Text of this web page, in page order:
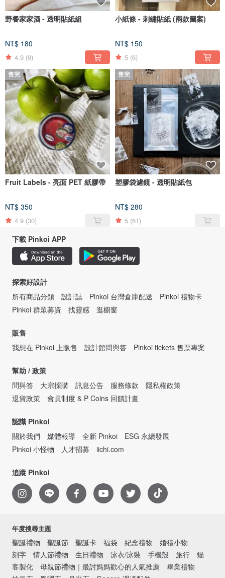
野餐家家酒 - 透明貼紙組
NT$ 180
4.9 (9)
小紙條 - 刺繡貼紙 (兩款圖案)
NT$ 150
5 (6)
售完
Fruit Labels - 亮面 PET 紙膠帶
NT$ 350
4.9 (30)
售完
塑膠袋濾鏡 - 透明貼紙包
NT$ 280
5 (61)
下載 Pinkoi APP
探索好設計
所有商品分類
設計誌 Pinkoi 台灣倉庫配送
Pinkoi 禮物卡
Pinkoi 群眾募資
找靈感 逛櫥窗
販售
我想在 Pinkoi 上販售
設計館問與答 Pinkoi tickets 售票專案
幫助 / 政策
問與答
大宗採購 訊息公告 服務條款
隱私權政策
退貨政策
會員制度 & P Coins 回饋計畫
認識 Pinkoi
關於我們
媒體報導 全新 Pinkoi
ESG 永續發展
Pinkoi 小怪物
人才招募 iichi.com
追蹤 Pinkoi
年度搜尋主題
聖誕禮物 聖誕節 聖誕卡 福袋 紀念禮物
婚禮小物
刻字
情人節禮物 生日禮物 泳衣/泳裝 手機殼 旅行
貓
客製化
母親節禮物｜最討媽媽歡心的人氣推薦
畢業禮物